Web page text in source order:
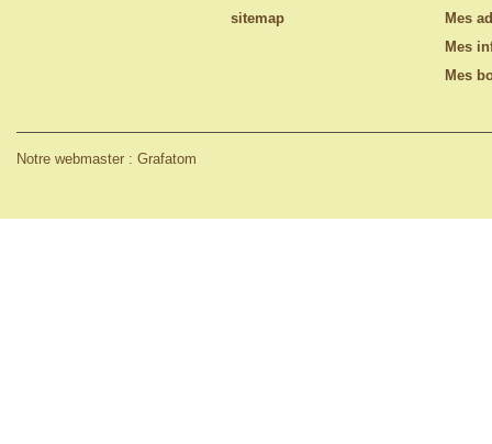
sitemap
Notre webmaster : Grafatom
Mes
Mes
Mes